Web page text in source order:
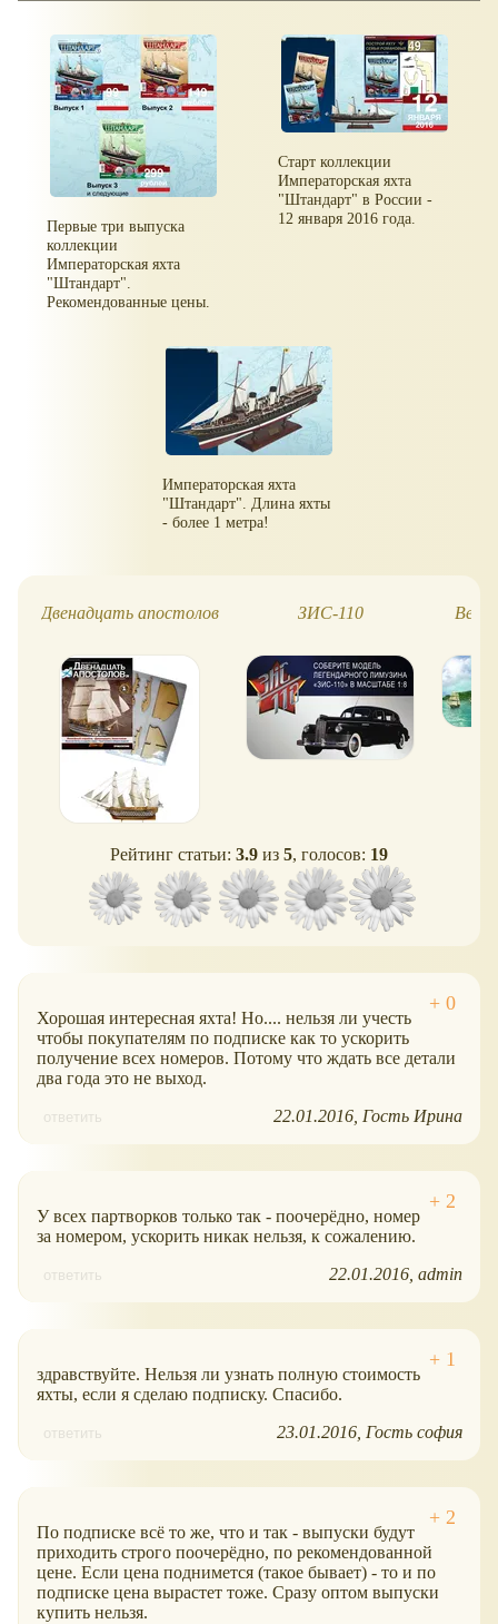
Первые три выпуска
коллекции
Императорская яхта
"Штандарт".
Рекомендованные цены.
Старт коллекции
Императорская яхта
"Штандарт" в России -
12 января 2016 года.
Императорская яхта
"Штандарт". Длина яхты
- более 1 метра!
Двенадцать апостолов ЗИС-110
Рейтинг статьи: 3.9 из 5, голосов: 19
Хорошая интересная яхта! Но.... нельзя ли учесть
чтобы покупателям по подписке как то ускорить
получение всех номеров. Потому что ждать все детали
два года это не выход.
ответить 22.01.2016 Гость Ирина
У всех партворков только так - поочерёдно, номер
за номером, ускорить никак нельзя, к сожалению.
ответить 22.01.2016 admin
здравствуйте. Нельзя ли узнать полную стоимость
яхты, если я сделаю подписку. Спасибо.
ответить 23.01.2016 Гость софия
По подписке всё то же, что и так - выпуски будут
приходить строго поочерёдно, по рекомендованной
цене. Если цена поднимется (такое бывает) - то и по
подписке цена вырастет тоже. Сразу оптом выпуски
купить нельзя.